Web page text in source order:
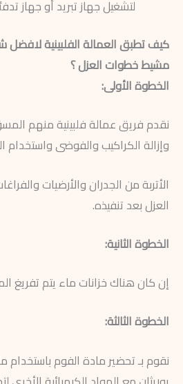
لتشغيل جهاز تبريد أو جهاز
كيف تطبق العمالة الفلبينية
مشيط خطوات العزل ؟
الخطوة الأولى:
نقدم فريق عمالة فلبينية منهم
وإزالة الكراكيب والفوضى واستخدام
الأتربة من الجدران والأرضيات
العزل بعد تنفيذه.
الخطوة الثانية:
إن كان هناك خزانات ماء يتم تفريغ
الخطوة الثالثة:
نقوم بـ تحضير مادة الفوم باستخدام